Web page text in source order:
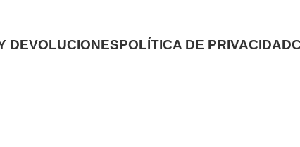
DEVOLUCIONESPOLÍTICA DE PRIVACIDAD